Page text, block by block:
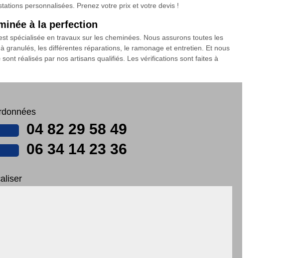
personnalisées. Prenez votre prix et votre devis !
à la perfection
spécialisée en travaux sur les cheminées. Nous assurons toutes les
granulés, les différentes réparations, le ramonage et entretien. Et nous
réalisés par nos artisans qualifiés. Les vérifications sont faites à
04 82 29 58 49
06 34 14 23 36